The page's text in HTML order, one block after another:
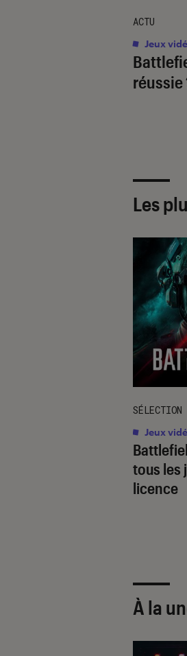
réussie
ACTU
Jeux
Les
tous les
licence
SÉLECTION
Jeux
À la